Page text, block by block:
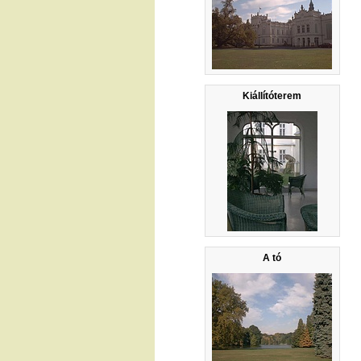
Kiállítóterem
A tó